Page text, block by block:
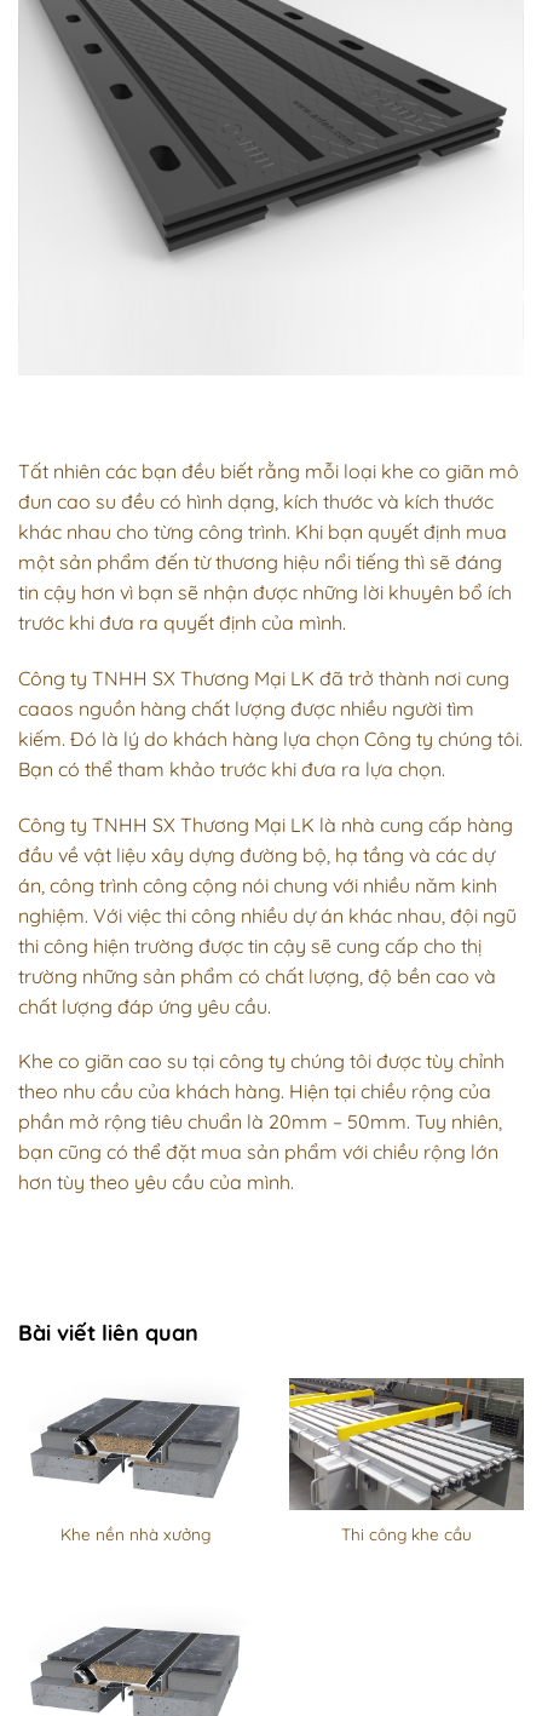
Tất nhiên các bạn đều biết rằng mỗi loại khe co giãn mô
đun cao su đều có hình dạng, kích thước và kích thước
khác nhau cho từng công trình. Khi bạn quyết định mua
một sản phẩm đến từ thương hiệu nổi tiếng thì sẽ đáng
tin cậy hơn vì bạn sẽ nhận được những lời khuyên bổ ích
trước khi đưa ra quyết định của mình.
Công ty TNHH SX Thương Mại LK đã trở thành nơi cung
caaos nguồn hàng chất lượng được nhiều người tìm
kiếm. Đó là lý do khách hàng lựa chọn Công ty chúng tôi.
Bạn có thể tham khảo trước khi đưa ra lựa chọn.
Công ty TNHH SX Thương Mại LK là nhà cung cấp hàng
đầu về vật liệu xây dựng đường bộ, hạ tầng và các dự
án, công trình công cộng nói chung với nhiều năm kinh
nghiệm. Với việc thi công nhiều dự án khác nhau, đội ngũ
thi công hiện trường được tin cậy sẽ cung cấp cho thị
trường những sản phẩm có chất lượng, độ bền cao và
chất lượng đáp ứng yêu cầu.
Khe co giãn cao su tại công ty chúng tôi được tùy chỉnh
theo nhu cầu của khách hàng. Hiện tại chiều rộng của
phần mở rộng tiêu chuẩn là 20mm – 50mm. Tuy nhiên,
bạn cũng có thể đặt mua sản phẩm với chiều rộng lớn
hơn tùy theo yêu cầu của mình.
Bài viết liên quan
Khe nền nhà xưởng Thi công khe cầu